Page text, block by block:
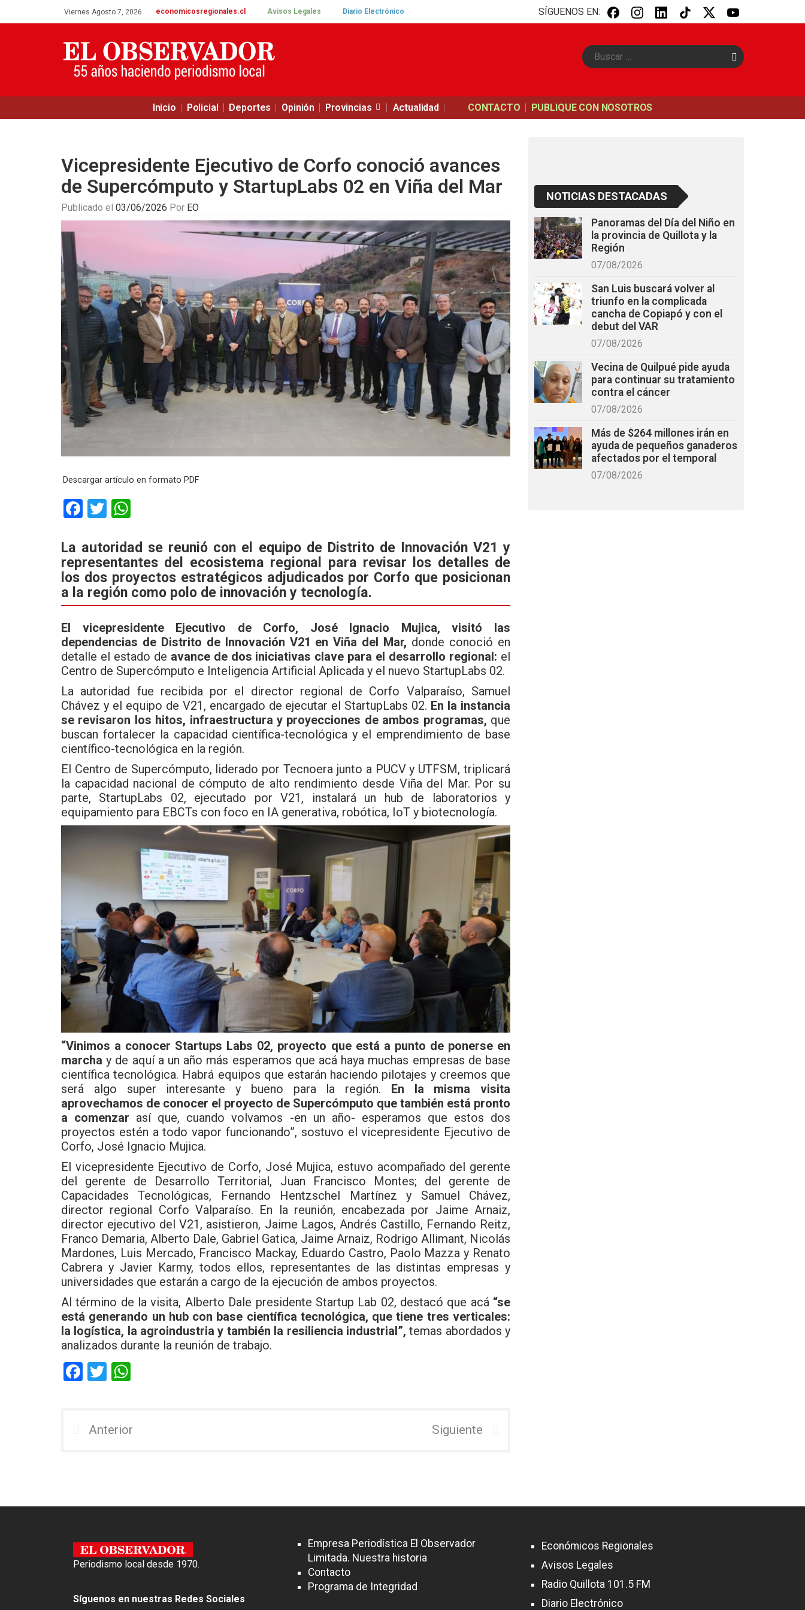
Viernes Agosto 7, 2026 economicosregionales.cl Avisos Legales Diario Electrónico SÍGUENOS EN:
B
u
Inicio Policial Deportes Opinión Provincias Actualidad CONTACTO PUBLIQUE CON NOSOTROS
Vicepresidente Ejecutivo de Corfo conoció avances
de Supercómputo y StartupLabs 02 en Viña del Mar
Publicado el 03/06/2026 Por EO
Descargar artículo en formato PDF
F
ce
b
o
o
k
T
tt
er
at
s
A
p
p
La autoridad se reunió con el equipo de Distrito de Innovación V21 y
representantes del ecosistema regional para revisar los detalles de
los dos proyectos estratégicos adjudicados por Corfo que posicionan
a la región como polo de innovación y tecnología.
El vicepresidente Ejecutivo de Corfo, José Ignacio Mujica, visitó las
dependencias de Distrito de Innovación V21 en Viña del Mar, donde conoció en
detalle el estado de avance de dos iniciativas clave para el desarrollo regional: el
Centro de Supercómputo e Inteligencia Artificial Aplicada y el nuevo StartupLabs 02.
La autoridad fue recibida por el director regional de Corfo Valparaíso, Samuel
Chávez y el equipo de V21, encargado de ejecutar el StartupLabs 02. En la instancia
se revisaron los hitos, infraestructura y proyecciones de ambos programas, que
buscan fortalecer la capacidad científica-tecnológica y el emprendimiento de base
científico-tecnológica en la región.
El Centro de Supercómputo, liderado por Tecnoera junto a PUCV y UTFSM, triplicará
la capacidad nacional de cómputo de alto rendimiento desde Viña del Mar. Por su
parte, StartupLabs 02, ejecutado por V21, instalará un hub de laboratorios y
equipamiento para EBCTs con foco en IA generativa, robótica, IoT y biotecnología.
“Vinimos a conocer Startups Labs 02, proyecto que está a punto de ponerse en
marcha y de aquí a un año más esperamos que acá haya muchas empresas de base
científica tecnológica. Habrá equipos que estarán haciendo pilotajes y creemos que
será algo super interesante y bueno para la región. En la misma visita
aprovechamos de conocer el proyecto de Supercómputo que también está pronto
a comenzar así que, cuando volvamos -en un año- esperamos que estos dos
proyectos estén a todo vapor funcionando”, sostuvo el vicepresidente Ejecutivo de
Corfo, José Ignacio Mujica.
El vicepresidente Ejecutivo de Corfo, José Mujica, estuvo acompañado del gerente
del gerente de Desarrollo Territorial, Juan Francisco Montes; del gerente de
Capacidades Tecnológicas, Fernando Hentzschel Martínez y Samuel Chávez,
director regional Corfo Valparaíso. En la reunión, encabezada por Jaime Arnaiz,
director ejecutivo del V21, asistieron, Jaime Lagos, Andrés Castillo, Fernando Reitz,
Franco Demaria, Alberto Dale, Gabriel Gatica, Jaime Arnaiz, Rodrigo Allimant, Nicolás
Mardones, Luis Mercado, Francisco Mackay, Eduardo Castro, Paolo Mazza y Renato
Cabrera y Javier Karmy, todos ellos, representantes de las distintas empresas y
universidades que estarán a cargo de la ejecución de ambos proyectos.
Al término de la visita, Alberto Dale presidente Startup Lab 02, destacó que acá “se
está generando un hub con base científica tecnológica, que tiene tres verticales:
la logística, la agroindustria y también la resiliencia industrial”, temas abordados y
analizados durante la reunión de trabajo.
F
b
T
er s
Anterior Siguiente
NOTICIAS DESTACADAS
Panoramas del Día del Niño en
la provincia de Quillota y la
Región
07/08/2026
San Luis buscará volver al
triunfo en la complicada
cancha de Copiapó y con el
debut del VAR
07/08/2026
Vecina de Quilpué pide ayuda
para continuar su tratamiento
contra el cáncer
07/08/2026
Más de $264 millones irán en
ayuda de pequeños ganaderos
afectados por el temporal
07/08/2026
Periodismo local desde 1970.
Síguenos en nuestras Redes Sociales
Empresa Periodística El Observador
Limitada. Nuestra historia
Contacto
Programa de Integridad
Económicos Regionales
Avisos Legales
Radio Quillota 101.5 FM
Diario Electrónico